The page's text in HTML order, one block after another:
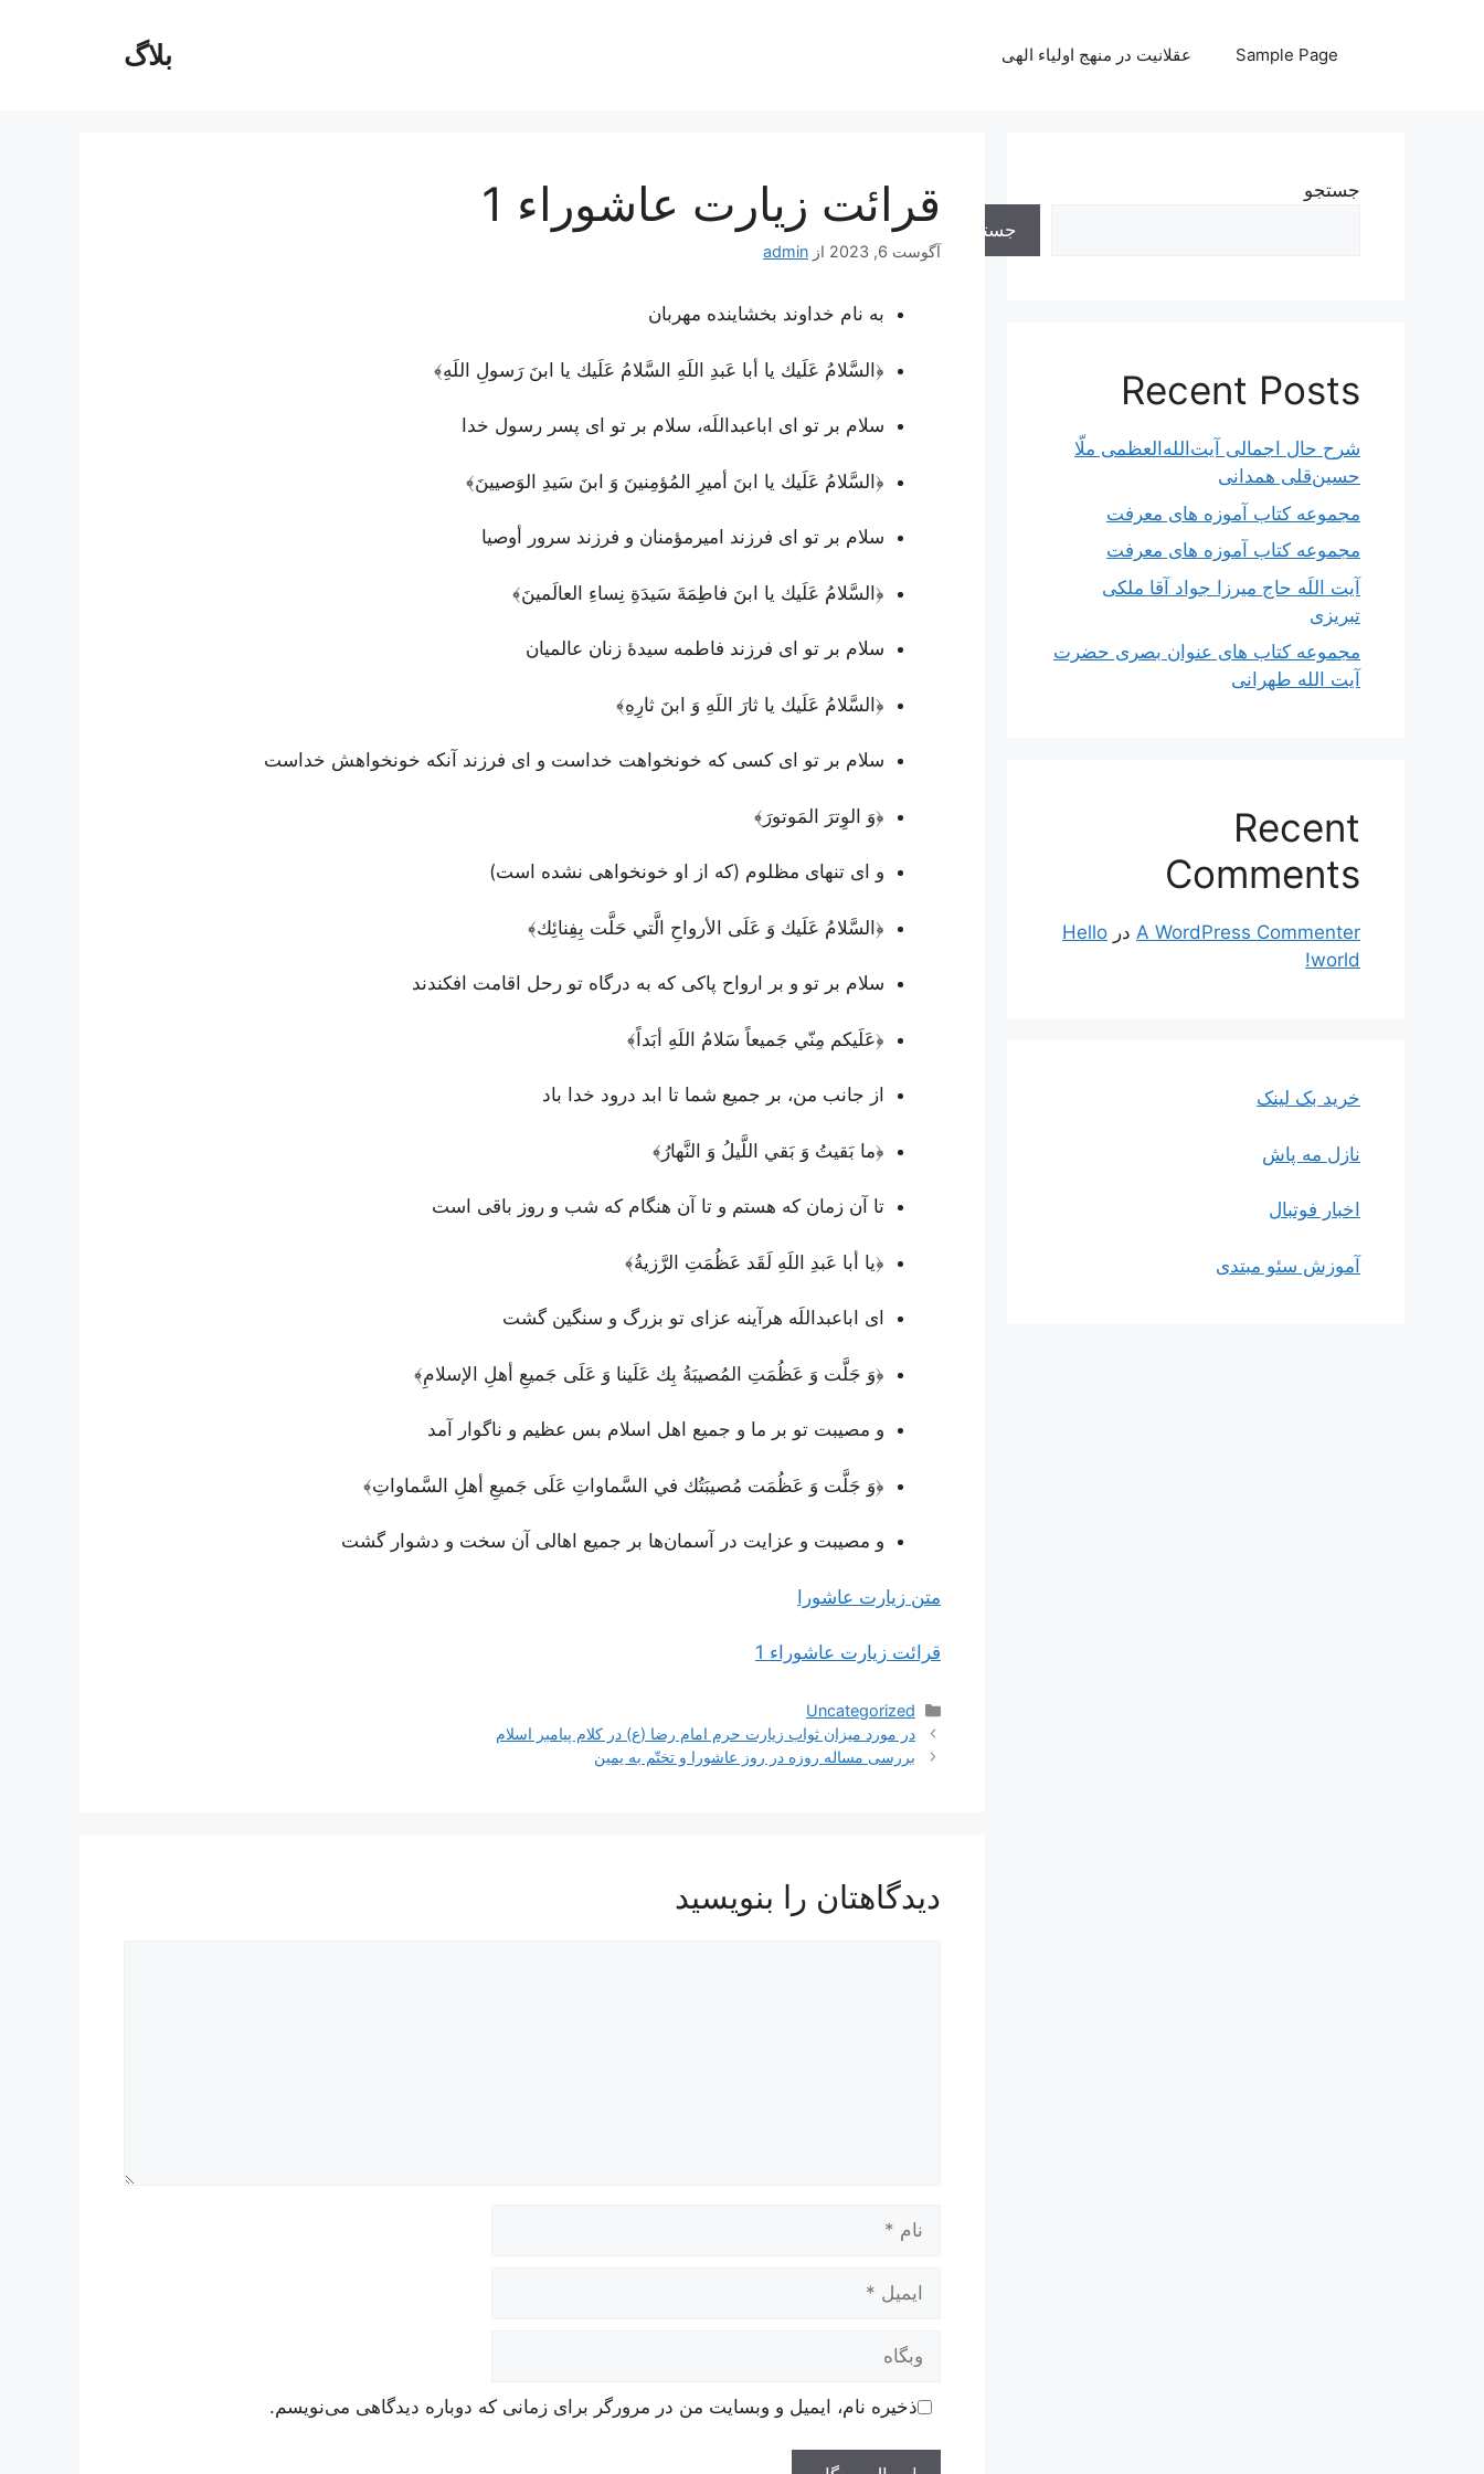
بلاگ Sample Page عقلانیت در منهج اولیاء الهی
قرائت زیارت عاشوراء 1
آگوست 6, 2023 از admin
به نام خداوند بخشاینده مهربان
﴿السَّلامُ عَلَيك يا أبا عَبدِ اللَهِ السَّلامُ عَلَيك يا ابنَ رَسولِ اللَهِ﴾
سلام بر تو ای اباعبداللَه، سلام بر تو ای پسر رسول خدا
﴿السَّلامُ عَلَيك يا ابنَ أميرِ المُؤمِنينَ وَ ابنَ سَيدِ الوَصيينَ﴾
سلام بر تو ای فرزند امیرمؤمنان و فرزند سرور أوصیا
﴿السَّلامُ عَلَيك يا ابنَ فاطِمَةَ سَيدَةِ نِساءِ العالَمينَ﴾
سلام بر تو ای فرزند فاطمه سیدۀ زنان عالمیان
﴿السَّلامُ عَلَيك يا ثارَ اللَهِ وَ ابنَ ثارِهِ﴾
سلام بر تو ای کسی که خونخواهت خداست و ای فرزند آنکه خونخواهش خداست
﴿وَ الوِترَ المَوتورَ﴾
و ای تنهای مظلوم (که از او خونخواهی نشده است)
﴿السَّلامُ عَلَيك وَ عَلَى الأرواحِ الَّتي حَلَّت بِفِنائِك﴾
سلام بر تو و بر ارواح پاکی که به درگاه تو رحل اقامت افکندند
﴿عَلَيكم مِنّي جَميعاً سَلامُ اللَهِ أبَداً﴾
از جانب من، بر جمیع شما تا ابد درود خدا باد
﴿ما بَقيتُ وَ بَقي اللَّيلُ وَ النَّهارُ﴾
تا آن زمان که هستم و تا آن هنگام که شب و روز باقی است
﴿يا أبا عَبدِ اللَهِ لَقَد عَظُمَتِ الرَّزيةُ﴾
ای اباعبداللَه هرآینه عزای تو بزرگ و سنگین گشت
﴿وَ جَلَّت وَ عَظُمَتِ المُصيبَةُ بِك عَلَينا وَ عَلَى جَميعِ أهلِ الإسلامِ﴾
و مصیبت تو بر ما و جمیع اهل اسلام بس عظیم و ناگوار آمد
﴿وَ جَلَّت وَ عَظُمَت مُصيبَتُك في السَّماواتِ عَلَى جَميعِ أهلِ السَّماواتِ﴾
و مصیبت و عزایت در آسمان‌ها بر جمیع اهالی آن سخت و دشوار گشت
متن زیارت عاشورا
قرائت زیارت عاشوراء 1
دسته‌ها
Uncategorized
ناوبری
نوشته‌ها
در مورد میزان ثواب زیارت حرم امام رضا (ع) در کلام پیامبر اسلام
بررسی مساله روزه در روز عاشورا و تختّم به یمین
دیدگاهتان را بنویسید
ایمیل
وبگاه
ذخیره نام، ایمیل و وبسایت من در مرورگر برای زمانی که دوباره دیدگاهی می‌نویسم.
جستجو
جستجو
Recent Posts
شرح حال اجمالی آیت‌الله‌العظمی ملّا
حسین‌قلی همدانی
مجموعه کتاب آموزه های معرفت
مجموعه کتاب آموزه های معرفت
آیت اللَه حاج میرزا جواد آقا ملکی
تبریزی
مجموعه کتاب های عنوان بصری حضرت
آیت الله طهرانی
Recent
Comments
A WordPress Commenter در Hello
world!
خرید بک لینک
نازل مه پاش
اخبار فوتبال
آموزش سئو مبتدی